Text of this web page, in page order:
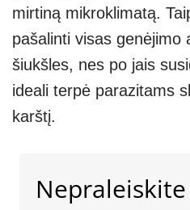
mirtiną mikroklimatą.
pašalinti visas genėjimo
šiukšles, nes po jais
ideali terpė parazitams
karštį.